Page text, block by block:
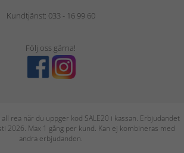
Kundtjänst: 033 - 16 99 60
Följ oss gärna!
rea när du uppger kod SALE20 i kassan. Erbjudandet
2026. Max 1 gång per kund. Kan ej kombineras med
andra erbjudanden.